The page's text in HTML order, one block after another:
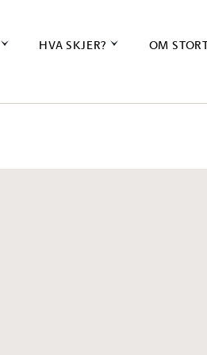
HVA SKJER? OM